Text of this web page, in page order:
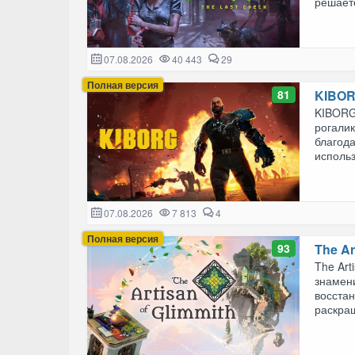
07.08.2026 40 443 29
Полная версия
81
07.08.2026 7 813 4
Полная версия
93 The
The